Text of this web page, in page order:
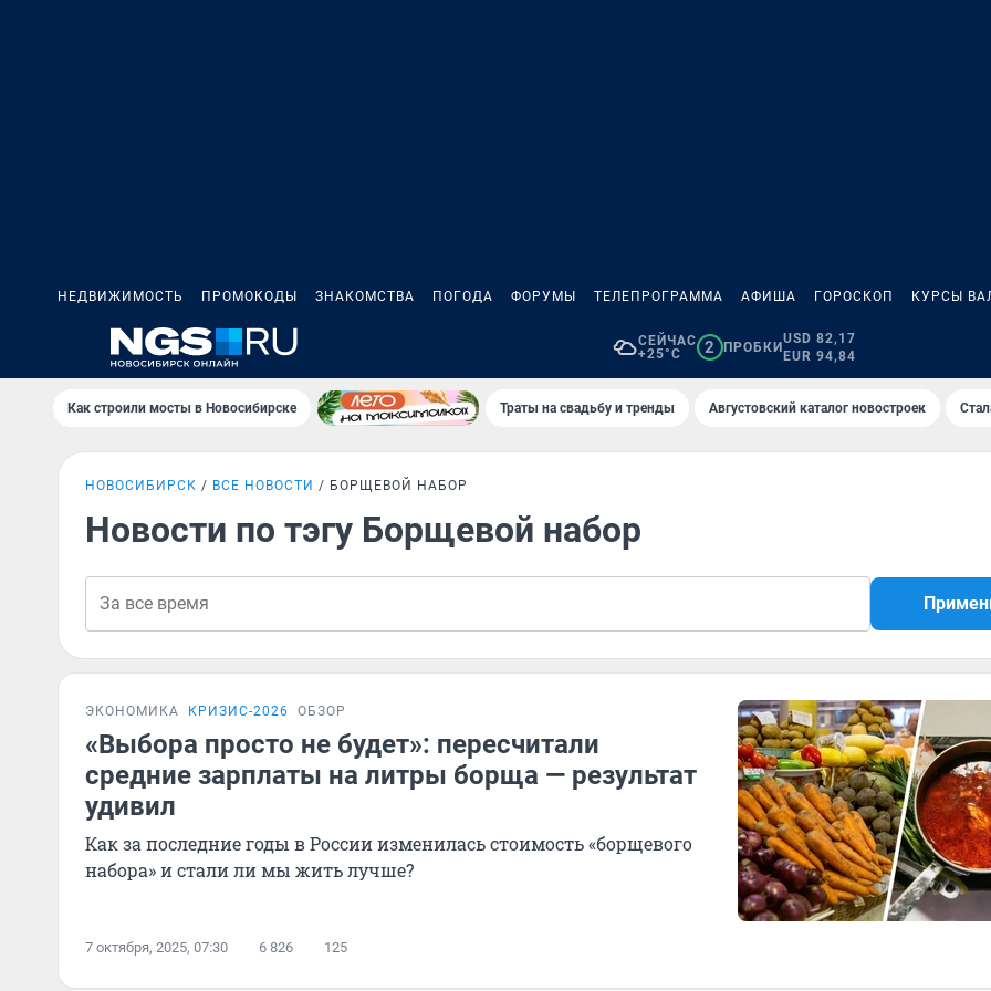
НЕДВИЖИМОСТЬ ПРОМОКОДЫ ЗНАКОМСТВА ПОГОДА ФОРУМЫ ТЕЛЕПРОГРАММА АФИША ГОРОСКОП КУРСЫ
СЕЙЧАС
+25°C
2 ПРОБКИ
USD 82,17
EUR 94,84
Как строили мосты в Новосибирске Траты на свадьбу и тренды Августовский каталог новостроек
НОВОСИБИРСК ВСЕ НОВОСТИ БОРЩЕВОЙ НАБОР
Новости по тэгу Борщевой набор
ЭКОНОМИКА КРИЗИС-2026 ОБЗОР
«Выбора просто не будет»: пересчитали
средние зарплаты на литры борща — результат
удивил
Как за последние годы в России изменилась стоимость «борщевого
набора» и стали ли мы жить лучше?
7 октября, 2025, 07:30 6 826 125